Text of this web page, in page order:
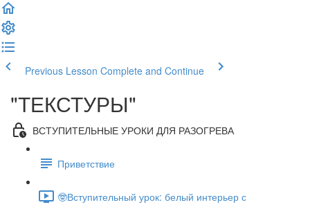
Previous Lesson Complete and Continue
"ТЕКСТУРЫ"
ВСТУПИТЕЛЬНЫЕ УРОКИ ДЛЯ РАЗОГРЕВА
Приветствие
🤓Вступительный урок: белый интерьер с